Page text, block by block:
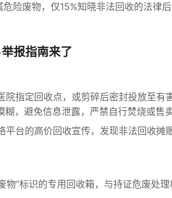
危险废物，仅15%知晓非法回收的法
报指南来了
院指定回收点，或剪碎后密封投放至有
，避免信息泄露，严禁自行焚烧或售卖
平台的高价回收宣传，发现非法回收摊
”标识的专用回收箱，与持证危废处理